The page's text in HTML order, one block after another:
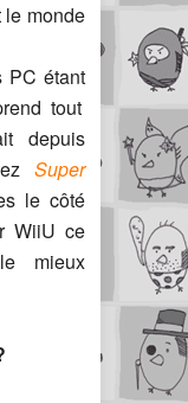
le monde
PC étant
tout
depuis
Super
le côté
WiiU ce
mieux